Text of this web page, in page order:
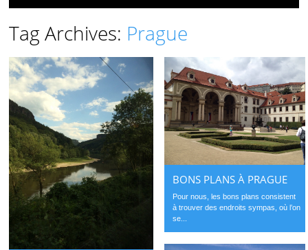
Tag Archives: Prague
BONS PLANS À PRAGUE
Pour nous, les bons plans consistent
à trouver des endroits sympas, où l’on
se...